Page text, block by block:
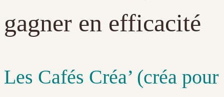
gagner en efficacité
Les Cafés Créa’ (créa pour